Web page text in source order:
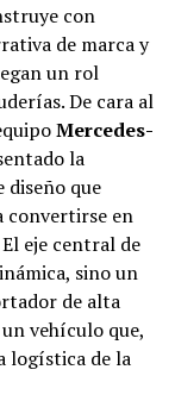
con
de marca y
un rol
De cara al
Mercedes-
la
diseño que
convertirse en
eje central de
sino un
de alta
vehículo que,
logística de la